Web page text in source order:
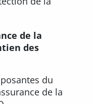
de la
des
du
de la